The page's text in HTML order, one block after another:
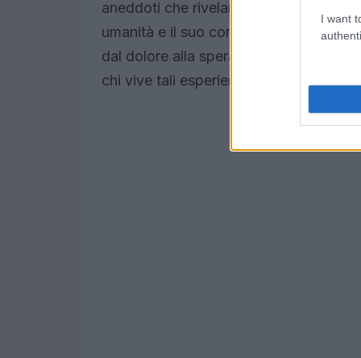
I want
aneddoti che rivelano non solo la
umanità e il suo coraggio.
La
dal dolore alla speranza, che ci
chi vive tali esperienze.